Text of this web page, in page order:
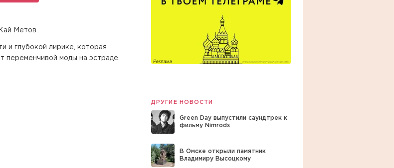
Метов.
и глубокой лирике, которая
переменчивой моды на эстраде.
ДРУГИЕ НОВОСТИ
Green Day выпустили саундтрек к
фильму Nimrods
В Омске открыли памятник
Владимиру Высоцкому